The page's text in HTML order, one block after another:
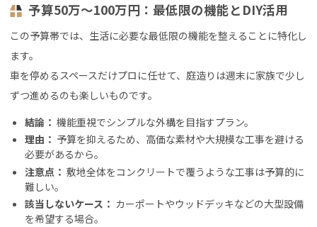
予算50万〜100万円：最低限の機能とDIY活用
この予算帯では、生活に必要な最低限の機能を整えることに特化し
ます。
車を停めるスペースだけプロに任せて、庭造りは週末に家族で少し
ずつ進めるのも楽しいものです。
結論： 機能重視でシンプルな外構を目指すプラン。
理由： 予算を抑えるため、高価な素材や大規模な工事を避ける
必要があるから。
注意点： 敷地全体をコンクリートで覆うような工事は予算的に
難しい。
該当しないケース： カーポートやウッドデッキなどの大型設備
を希望する場合。